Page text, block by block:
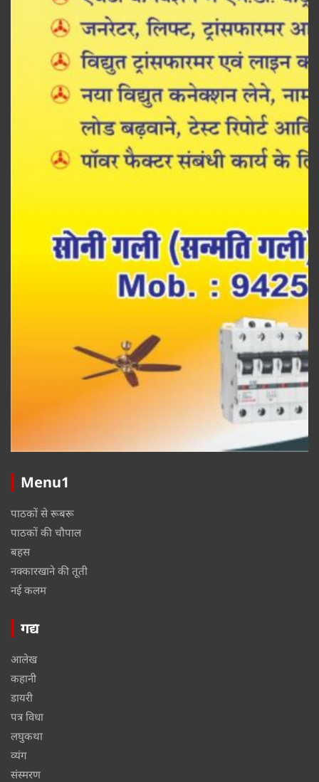
Menu1
पाठकों से रूबरू
पाठकों की चौपाल
बहस
नक्कारखाने की तूती
नई कलम
गद्य
आलेख
कहानी
डायरी
पत्र विधा
लघुकथा
व्यंग
संस्मरण